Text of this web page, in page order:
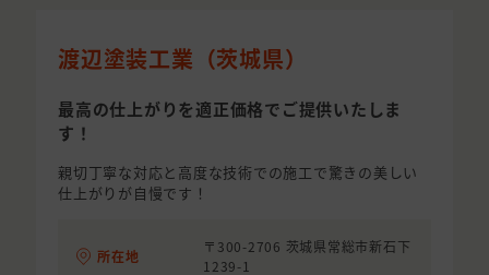
渡辺塗装工業（茨城県）
最高の仕上がりを適正価格でご提供いたしま
す！
親切丁寧な対応と高度な技術での施工で驚きの美しい
仕上がりが自慢です！
所在地
〒300-2706 茨城県常総市新石下
1239-1